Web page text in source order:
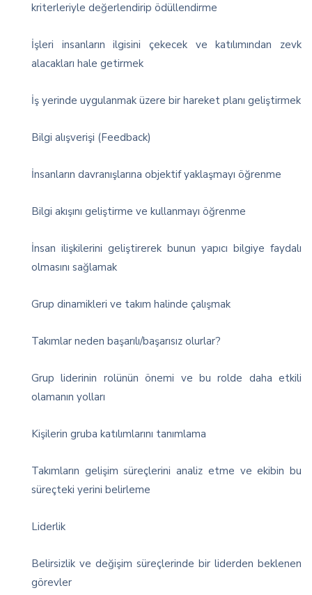
kriterleriyle değerlendirip ödüllendirme
İşleri insanların ilgisini çekecek ve katılımından zevk
alacakları hale getirmek
İş yerinde uygulanmak üzere bir hareket planı geliştirmek
Bilgi alışverişi (Feedback)
İnsanların davranışlarına objektif yaklaşmayı öğrenme
Bilgi akışını geliştirme ve kullanmayı öğrenme
İnsan ilişkilerini geliştirerek bunun yapıcı bilgiye faydalı
olmasını sağlamak
Grup dinamikleri ve takım halinde çalışmak
Takımlar neden başarılı/başarısız olurlar?
Grup liderinin rolünün önemi ve bu rolde daha etkili
olamanın yolları
Kişilerin gruba katılımlarını tanımlama
Takımların gelişim süreçlerini analiz etme ve ekibin bu
süreçteki yerini belirleme
Liderlik
Belirsizlik ve değişim süreçlerinde bir liderden beklenen
görevler